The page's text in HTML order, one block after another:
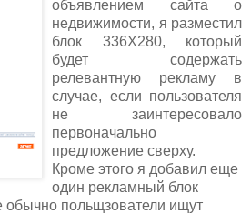
объявлением сайта о
недвижимости, я разместил
блок 336Х280, который
будет содержать
релевантную рекламу в
случае, если пользователя
не заинтересовало
первоначально
предложение сверху.
Кроме этого я добавил еще
один рекламный блок
обычно польщзователи ищут